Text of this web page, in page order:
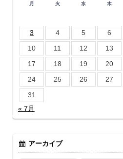
月 火 水 木
3
4 5 6
10
11 12 13
17
18 19 20
24
25 26 27
31
« 7月
アーカイブ